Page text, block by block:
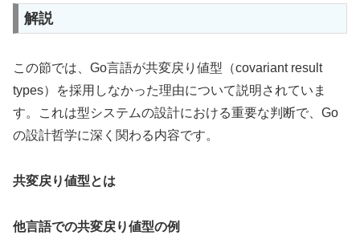
解説
この節では、Go言語が共変戻り値型（covariant result
types）を採用しなかった理由について説明されていま
す。これは型システムの設計における重要な判断で、Go
の設計哲学に深く関わる内容です。
共変戻り値型とは
他言語での共変戻り値型の例